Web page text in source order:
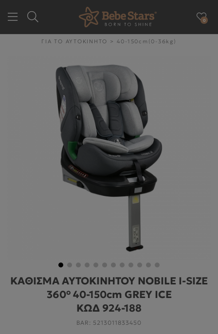
GR EN
ΓΙΑ ΤΗΝ ΒΟΛΤΑ
ΓΙΑ ΤΟ ΑΥΤΟΚΙΝΗΤΟ
ΠΡΟΣΦΟΡΕΣ
B2B
0
ΓΙΑ ΤΟ ΑΥΤΟΚΙΝΗΤΟ > 40-150cm(0-36kg)
ΚΑΘΙΣΜΑ ΑΥΤΟΚΙΝΗΤΟΥ NOBILE I-SIZE
360° 40-150cm GREY ICE
ΚΩΔ 924-188
BAR: 5213011833450